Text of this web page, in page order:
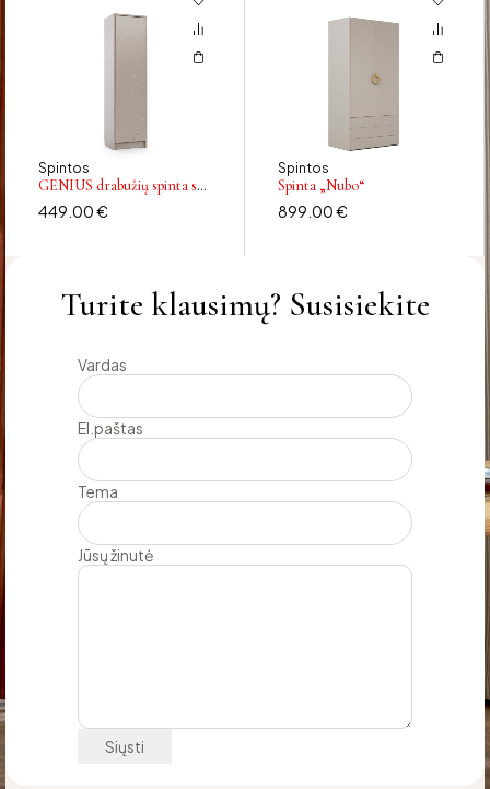
Spintos
GENIUS drabužių spinta su
kabykla, 60 cm
449.00€
Spintos
Spinta „Nubo“
899.00€
Turite klausimų? Susisiekite
Vardas
El.paštas
Tema
Jūsų žinutė